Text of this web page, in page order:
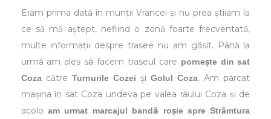
Eram prima dată în munții Vrancei și nu prea știiam la
ce să mă aștept, nefiind o zonă foarte frecventată,
multe informații despre trasee nu am găsit. Până la
urmă am ales să facem traseul care pornește din sat
Cozacătre Turnurile Cozei șiGolul Coza. Am parcat
mașina în sat Coza undeva pe valea râului Coza și de
acoloam urmat marcajul bandă roșie spre Strâmtura